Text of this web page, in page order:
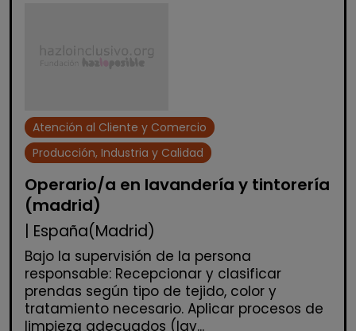
Atención al Cliente y Comercio
Producción, Industria y Calidad
Operario/a en lavandería y tintorería
(madrid)
| España(Madrid)
Bajo la supervisión de la persona
responsable: Recepcionar y clasificar
prendas según tipo de tejido, color y
tratamiento necesario. Aplicar procesos de
limpieza adecuados (lav...